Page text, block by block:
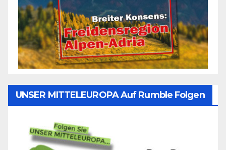
UNSER MITTELEUROPA Auf Rumble Folgen